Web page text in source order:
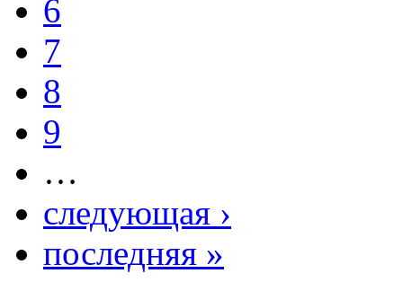
6
7
8
9
…
следующая ›
последняя »